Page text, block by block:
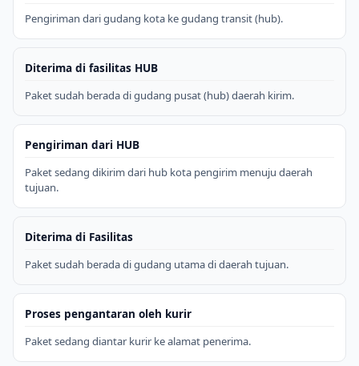
Pengiriman dari gudang kota ke gudang transit (hub).
Diterima di fasilitas HUB
Paket sudah berada di gudang pusat (hub) daerah kirim.
Pengiriman dari HUB
Paket sedang dikirim dari hub kota pengirim menuju daerah
tujuan.
Diterima di Fasilitas
Paket sudah berada di gudang utama di daerah tujuan.
Proses pengantaran oleh kurir
Paket sedang diantar kurir ke alamat penerima.